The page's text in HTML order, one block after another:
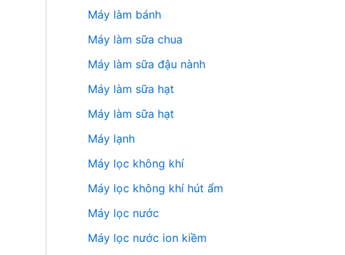
Máy làm bánh
Máy làm sữa chua
Máy làm sữa đậu nành
Máy làm sữa hạt
Máy làm sữa hạt
Máy lạnh
Máy lọc không khí
Máy lọc không khí hút ẩm
Máy lọc nước
Máy lọc nước ion kiềm